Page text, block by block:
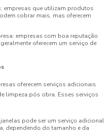
empresas que utilizam produtos
cobrar mais, mas oferecem
empresas com boa reputação
oferecem um serviço de
oferecem serviços adicionais
limpeza pós obra. Esses serviços
pode ser um serviço adicional
dependendo do tamanho e da